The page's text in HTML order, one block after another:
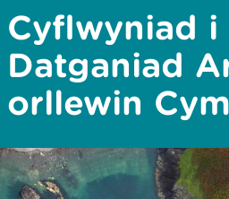
Cyflwyniad i
Datganiad
orllewin